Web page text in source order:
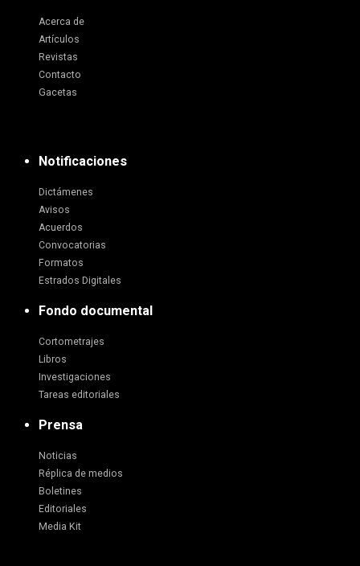
Acerca de
Artículos
Revistas
Contacto
Gacetas
Notificaciones
Dictámenes
Avisos
Acuerdos
Convocatorias
Formatos
Estrados Digitales
Fondo documental
Cortometrajes
Libros
Investigaciones
Tareas editoriales
Prensa
Noticias
Réplica de medios
Boletines
Editoriales
Media Kit